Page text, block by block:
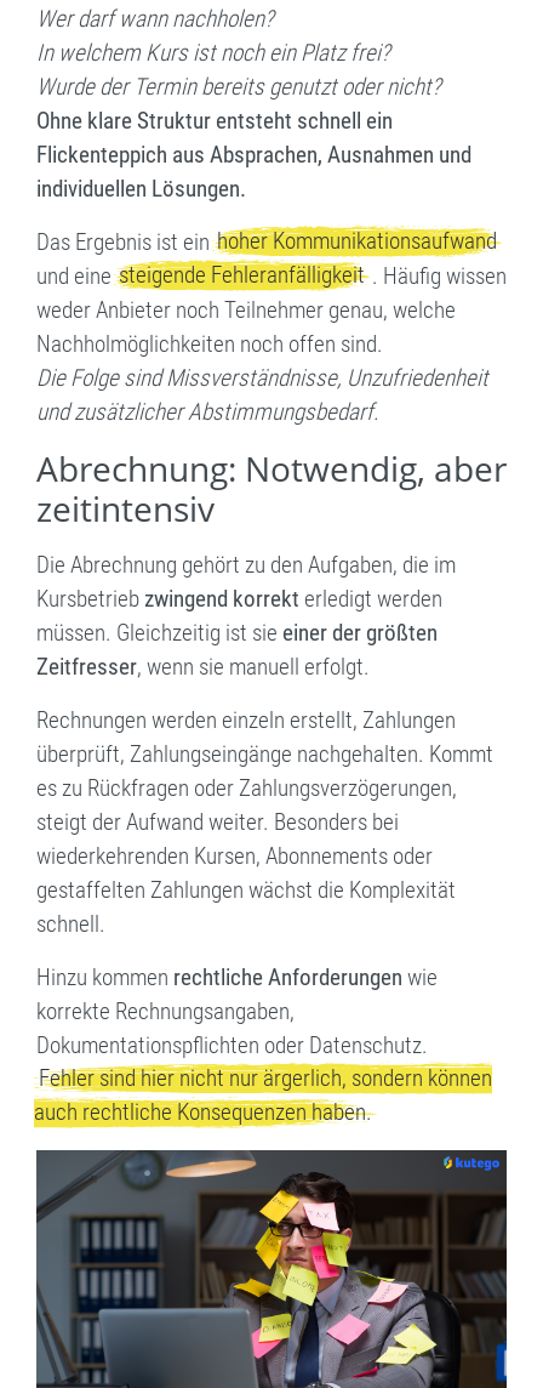
Wer darf wann nachholen?
In welchem Kurs ist noch ein Platz frei?
Wurde der Termin bereits genutzt oder nicht?
Ohne klare Struktur entsteht schnell ein
Flickenteppich aus Absprachen, Ausnahmen und
individuellen Lösungen.
Das Ergebnis ist einhoher Kommunikationsaufwand
und einesteigende Fehleranfälligkeit . Häufig wissen
weder Anbieter noch Teilnehmer genau, welche
Nachholmöglichkeiten noch offen sind.
Die Folge sind Missverständnisse, Unzufriedenheit
und zusätzlicher Abstimmungsbedarf.
Abrechnung: Notwendig, aber
zeitintensiv
Die Abrechnung gehört zu den Aufgaben, die im
Kursbetriebzwingend korrekt erledigt werden
müssen. Gleichzeitig ist sie einer der größten
Zeitfresser, wenn sie manuell erfolgt.
Rechnungen werden einzeln erstellt, Zahlungen
überprüft, Zahlungseingänge nachgehalten. Kommt
es zu Rückfragen oder Zahlungsverzögerungen,
steigt der Aufwand weiter. Besonders bei
wiederkehrenden Kursen, Abonnements oder
gestaffelten Zahlungen wächst die Komplexität
schnell.
Hinzu kommen rechtliche Anforderungen wie
korrekte Rechnungsangaben,
Dokumentationspflichten oder Datenschutz.
Fehler sind hier nicht nur ärgerlich, sondern können
auch rechtliche Konsequenzen haben.